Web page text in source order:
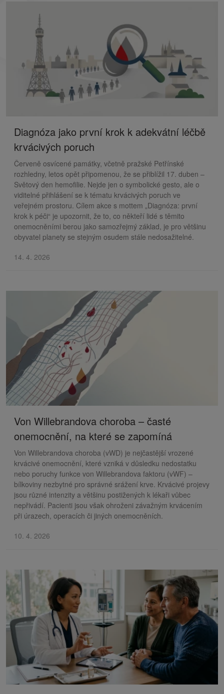
Diagnóza jako první krok k adekvátní léčbě
krvácivých poruch
Červeně osvícené památky, včetně pražské Petřínské
rozhledny, letos opět připomenou, že se přiblížil 17. duben –
Světový den hemofilie. Nejde jen o symbolické gesto, ale o
viditelné přihlášení se k tématu krvácivých poruch ve
veřejném prostoru. Cílem akce s mottem „Diagnóza: první
krok k péči“ je upozornit, že to, co někteří lidé s těmito
onemocněními berou jako samozřejmý základ, je pro většinu
obyvatel planety se stejným osudem stále nedosažitelné.
14. 4. 2026
Von Willebrandova choroba – časté
onemocnění, na které se zapomíná
Von Willebrandova choroba (vWD) je nejčastější vrozené
krvácivé onemocnění, které vzniká v důsledku nedostatku
nebo poruchy funkce von Willebrandova faktoru (vWF) –
bílkoviny nezbytné pro správné srážení krve. Krvácivé projevy
jsou různé intenzity a většinu postižených k lékaři vůbec
nepřivádí. Pacienti jsou však ohroženi závažným krvácením
při úrazech, operacích či jiných onemocněních.
10. 4. 2026